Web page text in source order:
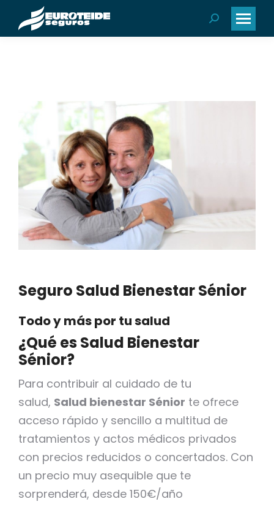
Buscar:
Seguro Salud Bienestar Sénior
Todo y más por tu salud
¿Qué es Salud Bienestar
Sénior?
Para contribuir al cuidado de tu
salud, Salud bienestar Sénior te ofrece
acceso rápido y sencillo a multitud de
tratamientos y actos médicos privados
con precios reducidos o concertados. Con
un precio muy asequible que te
sorprenderá, desde 150€/año